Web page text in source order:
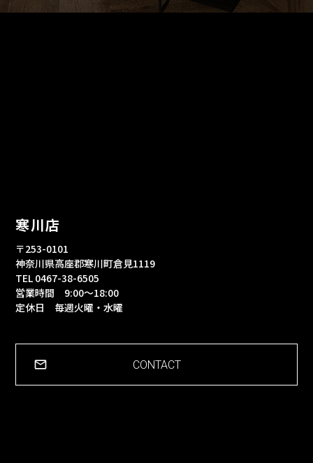
寒川店
〒253-0101
神奈川県高座郡寒川町倉見1119
TEL 0467-38-6505
営業時間 9:00～18:00
定休日 毎週火曜・水曜
CONTACT